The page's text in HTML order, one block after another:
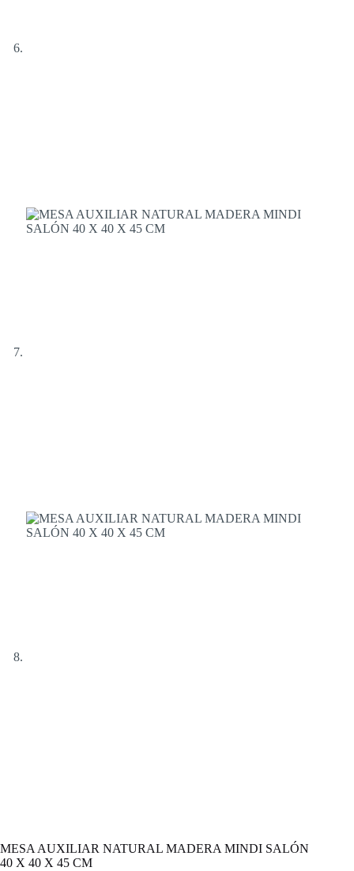
MESA AUXILIAR NATURAL MADERA MINDI SALÓN
40 X 40 X 45 CM